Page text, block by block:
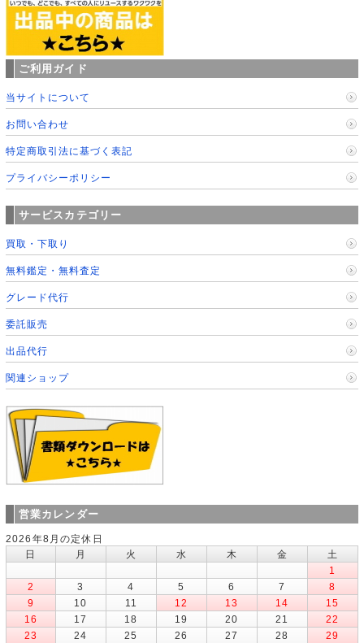
ご利用ガイド
当サイトについて
お問い合わせ
特定商取引法に基づく表記
プライバシーポリシー
サービスカテゴリー
買取・下取り
無料鑑定・無料査定
グレード代行
委託販売
出品代行
関連ショップ
営業カレンダー
2026年8月の定休日
日
月 火 水 木 金
土
1
2
3 4 5 6 7
8
9
10 11 12 13 14
15
16
17 18 19 20 21
22
23
24 25 26 27 28
29